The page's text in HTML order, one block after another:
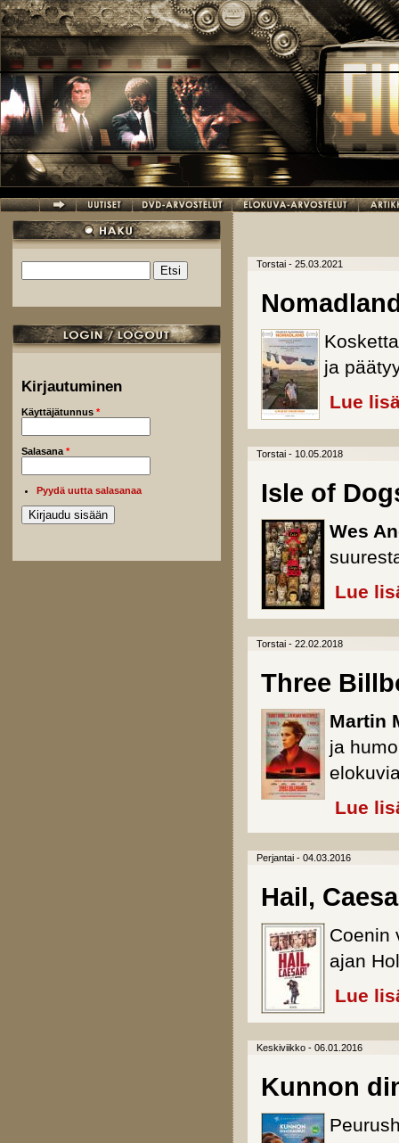
Hyppää pääsisältöön
Hakulomake
Kirjautuminen
Käyttäjätunnus *
Salasana *
Pyydä uutta salasanaa
Torstai - 25.03.2021
ja
Lue
Torstai - 10.05.2018
Isle of
Wes
Lue
Torstai - 22.02.2018
Three
Martin
ja
Lue
Perjantai - 04.03.2016
Hail,
Coenin
ajan
Lue
Keskiviikko - 06.01.2016
Kunnon